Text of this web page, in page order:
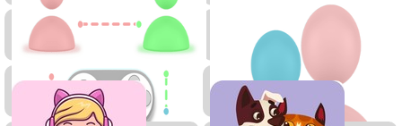
Combinar
Juegos
de
Mesa
Juegos
Multijugador